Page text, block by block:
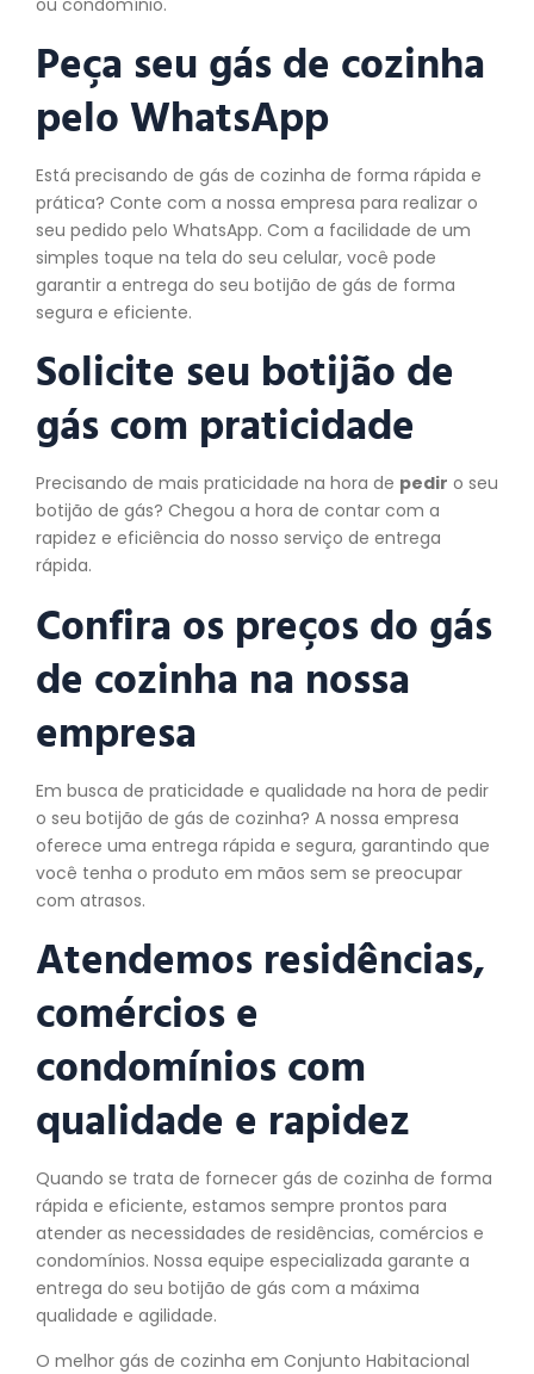
Peça seu gás de cozinha
pelo WhatsApp
Está precisando de gás de cozinha de forma rápida e
prática? Conte com a nossa empresa para realizar o
seu pedido pelo WhatsApp. Com a facilidade de um
simples toque na tela do seu celular, você pode
garantir a entrega do seu botijão de gás de forma
segura e eficiente.
Solicite seu botijão de
gás com praticidade
Precisando de mais praticidade na hora de pedir o seu
botijão de gás? Chegou a hora de contar com a
rapidez e eficiência do nosso serviço de entrega
rápida.
Confira os preços do gás
de cozinha na nossa
empresa
Em busca de praticidade e qualidade na hora de pedir
o seu botijão de gás de cozinha? A nossa empresa
oferece uma entrega rápida e segura, garantindo que
você tenha o produto em mãos sem se preocupar
com atrasos.
Atendemos residências,
comércios e
condomínios com
qualidade e rapidez
Quando se trata de fornecer gás de cozinha de forma
rápida e eficiente, estamos sempre prontos para
atender as necessidades de residências, comércios e
condomínios. Nossa equipe especializada garante a
entrega do seu botijão de gás com a máxima
qualidade e agilidade.
O melhor gás de cozinha em Conjunto Habitacional